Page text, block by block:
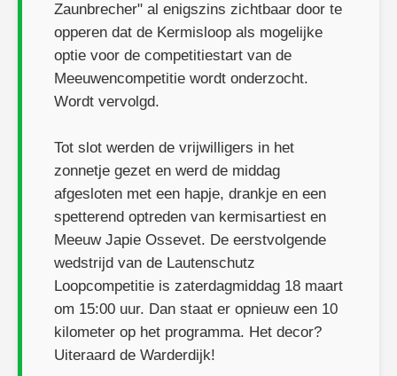
Zaunbrecher" al enigszins zichtbaar door te
opperen dat de Kermisloop als mogelijke
optie voor de competitiestart van de
Meeuwencompetitie wordt onderzocht.
Wordt vervolgd.
Tot slot werden de vrijwilligers in het
zonnetje gezet en werd de middag
afgesloten met een hapje, drankje en een
spetterend optreden van kermisartiest en
Meeuw Japie Ossevet. De eerstvolgende
wedstrijd van de Lautenschutz
Loopcompetitie is zaterdagmiddag 18 maart
om 15:00 uur. Dan staat er opnieuw een 10
kilometer op het programma. Het decor?
Uiteraard de Warderdijk!